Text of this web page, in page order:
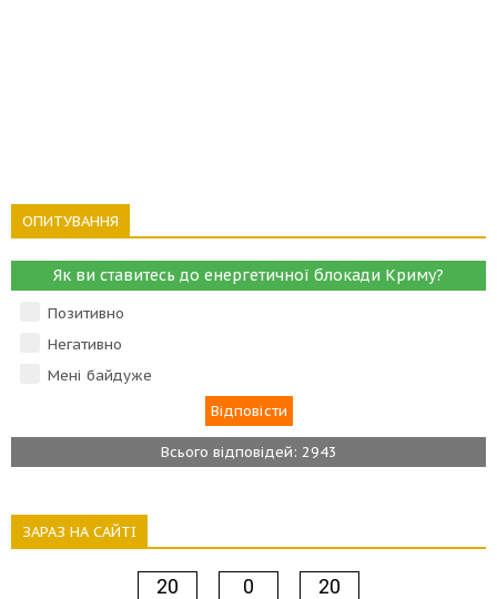
ОПИТУВАННЯ
Як ви ставитесь до енергетичної блокади Криму?
Позитивно
Негативно
Мені байдуже
Всього відповідей: 2943
ЗАРАЗ НА САЙТІ
20 0 20